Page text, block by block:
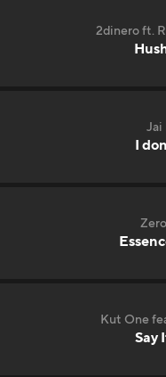
2dinero ft.
Jai
I
Kut One
Say